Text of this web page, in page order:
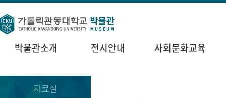
박물관소개 전시안내 사회문화교육
자료실